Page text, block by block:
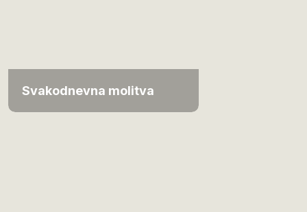
Svakodnevna molitva